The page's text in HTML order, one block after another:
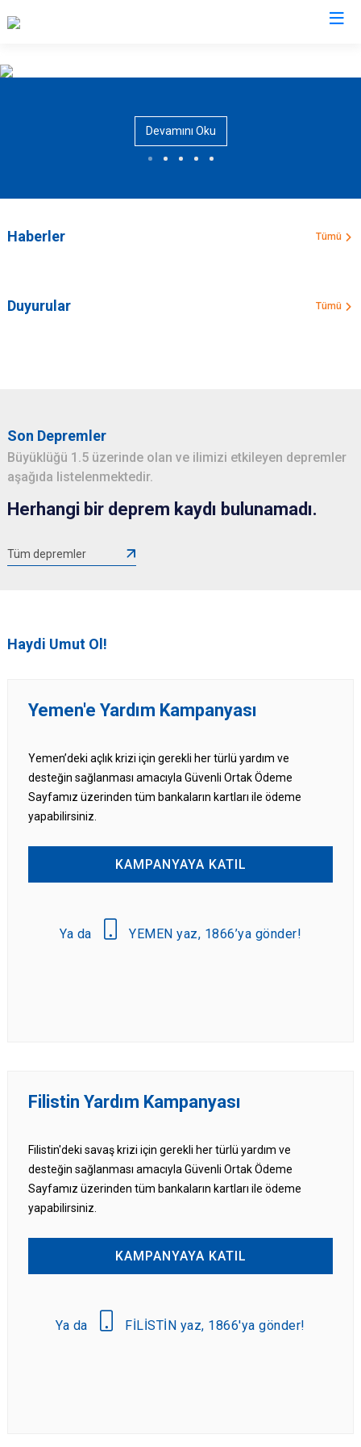
Devamını Oku
Haberler Tümü
Duyurular Tümü
Son Depremler
Büyüklüğü 1.5 üzerinde olan ve ilimizi etkileyen depremler
aşağıda listelenmektedir.
Herhangi bir deprem kaydı bulunamadı.
Tüm depremler
Haydi Umut Ol!
Yemen'e Yardım Kampanyası
Yemen’deki açlık krizi için gerekli her türlü yardım ve
desteğin sağlanması amacıyla Güvenli Ortak Ödeme
Sayfamız üzerinden tüm bankaların kartları ile ödeme
yapabilirsiniz.
KAMPANYAYA KATIL
Ya da YEMEN yaz, 1866’ya gönder!
Filistin Yardım Kampanyası
Filistin'deki savaş krizi için gerekli her türlü yardım ve
desteğin sağlanması amacıyla Güvenli Ortak Ödeme
Sayfamız üzerinden tüm bankaların kartları ile ödeme
yapabilirsiniz.
KAMPANYAYA KATIL
Ya da FİLİSTİN yaz, 1866'ya gönder!